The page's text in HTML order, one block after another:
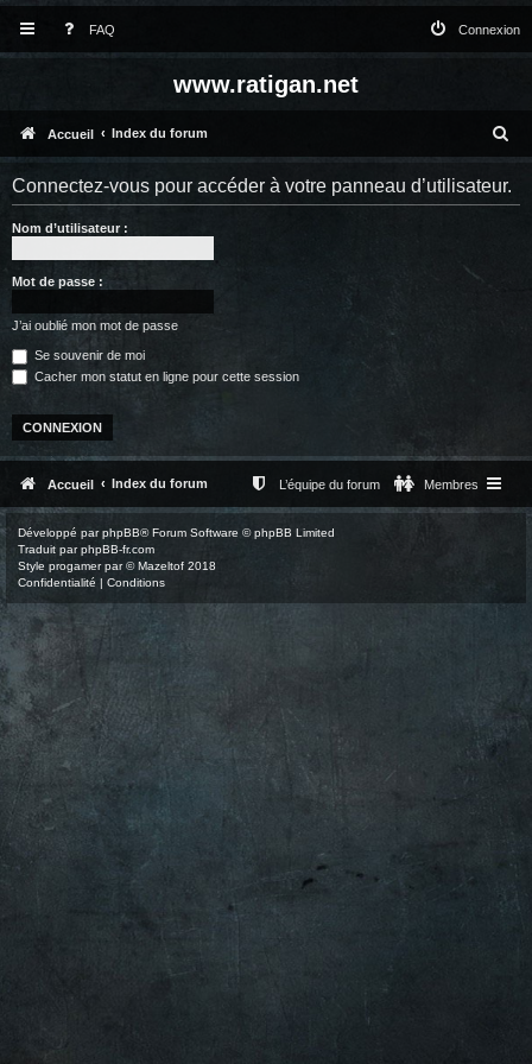
FAQ Connexion
www.ratigan.net
Accueil Index du forum
Connectez-vous pour accéder à votre panneau d’utilisateur.
Nom d’utilisateur :
Mot de passe :
J’ai oublié mon mot de passe
Se souvenir de moi
Cacher mon statut en ligne pour cette session
Accueil Index du forum Membres
L’équipe du forum
Développé parphpBB® Forum Software © phpBB Limited
Traduit parphpBB-fr.com
Style progamerpar ©Mazeltof 2018
Confidentialité | Conditions